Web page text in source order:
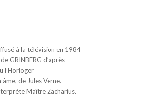
à la télévision en 1984
GRINBERG d’après
l’Horloger
de Jules Verne.
Maître Zacharius.